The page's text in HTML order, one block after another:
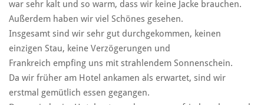
war sehr kalt und so warm, dass wir keine Jacke brauchen.
Außerdem haben wir viel Schönes gesehen.
Insgesamt sind wir sehr gut durchgekommen, keinen
einzigen Stau, keine Verzögerungen und
Frankreich empfing uns mit strahlendem Sonnenschein.
Da wir früher am Hotel ankamen als erwartet, sind wir
erstmal gemütlich essen gegangen.